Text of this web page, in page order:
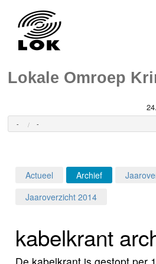
Lokale Omroep
- -
Programma's
Actueel Archief
Jaaroverzicht 2014
kabelkrant